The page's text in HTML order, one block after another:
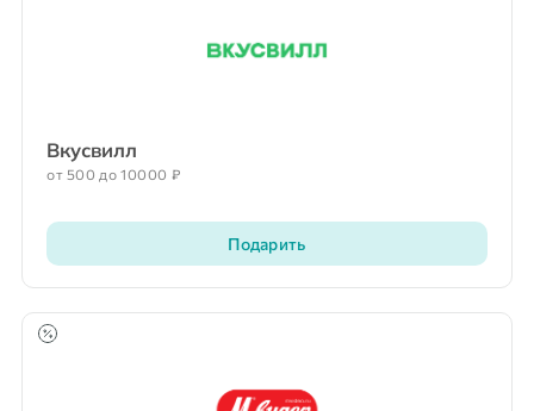
Вкусвилл
от 500 до 10000 ₽
Подарить